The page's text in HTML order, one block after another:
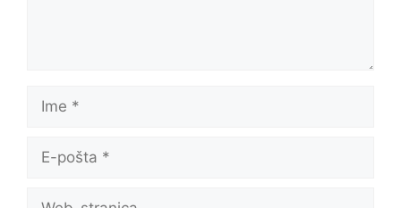
Ime
pošta
Web-